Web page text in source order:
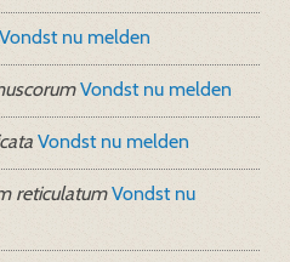
Vondst nu melden
Vondst nu melden
Vondst nu melden
reticulatum Vondst nu